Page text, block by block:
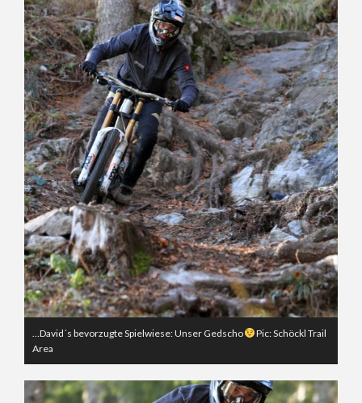
…David´s bevorzugte Spielwiese: Unser Gedscho
Pic: Schöckl Trail
Area